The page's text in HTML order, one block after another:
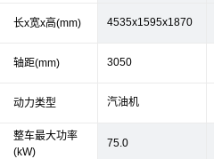
长x宽x高(mm)
轴距(mm)
动力类型
整车最大功率
(kW)
4535x1595x1870
3050
汽油机
75.0